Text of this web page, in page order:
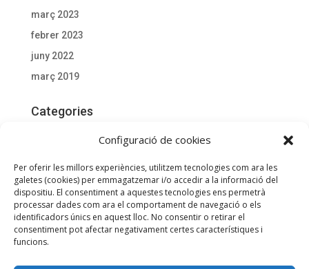
Configuració de cookies
Per oferir les millors experiències, utilitzem tecnologies com ara les
galetes (cookies) per emmagatzemar i/o accedir a la informació del
dispositiu. El consentiment a aquestes tecnologies ens permetrà
processar dades com ara el comportament de navegació o els
identificadors únics en aquest lloc. No consentir o retirar el
consentiment pot afectar negativament certes característiques i
funcions.
març 2023
febrer 2023
juny 2022
març 2019
Categories
General
Meta
Entra